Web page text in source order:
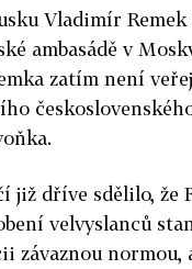
Vladimír
ambasádě v
zatím není
již dříve sdělilo, že
velvyslanců
závaznou normou,